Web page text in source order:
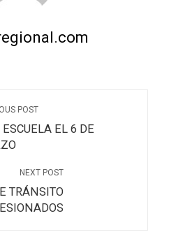
POST
EL 6 DE
NEXT POST
TRÁNSITO